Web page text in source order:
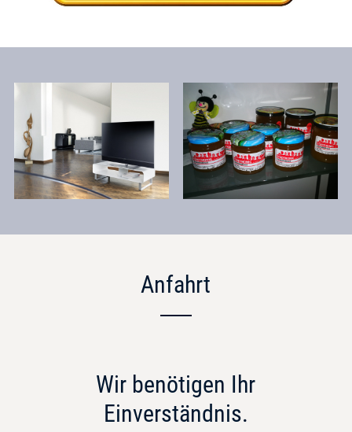
Anfahrt
Wir benötigen Ihr
Einverständnis.